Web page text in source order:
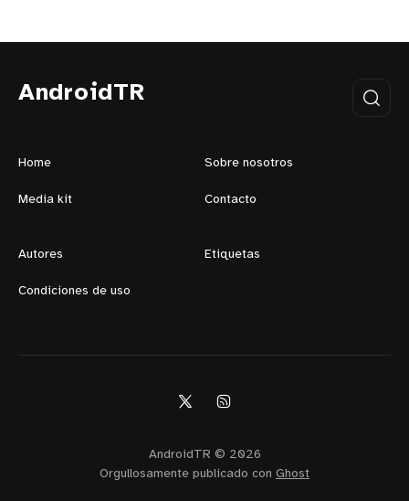
AndroidTR
Home Sobre nosotros
Media kit Contacto
Autores Etiquetas
Condiciones de uso
AndroidTR © 2026
Orgullosamente publicado con Ghost